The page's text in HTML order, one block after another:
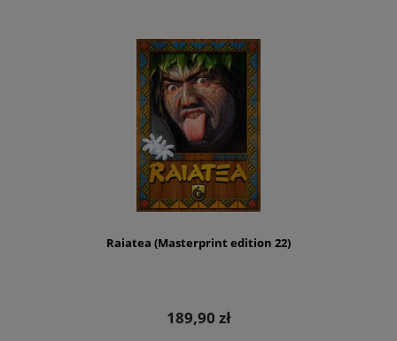
Raiatea (Masterprint edition 22)
189,90 zł